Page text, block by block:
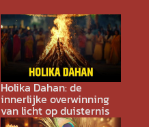
Holika Dahan: de
innerlijke overwinning
van licht op duisternis